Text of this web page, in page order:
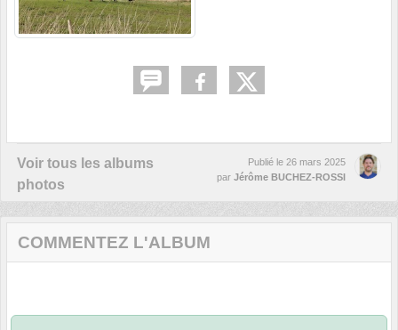
Voir tous les albums
photos
Publié le 26 mars 2025
par Jérôme BUCHEZ-ROSSI
COMMENTEZ L'ALBUM